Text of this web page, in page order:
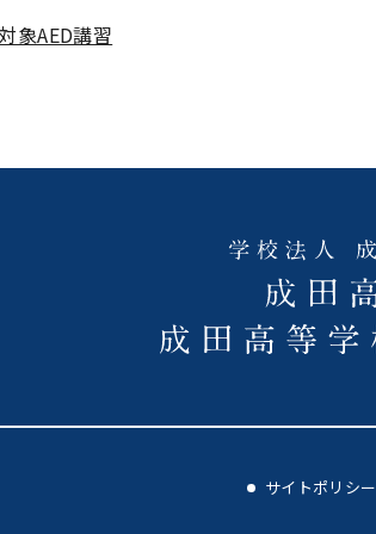
象AED講習
サイトポリシー